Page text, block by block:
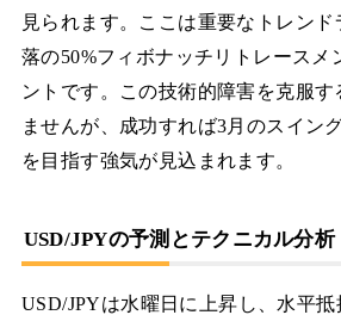
見られます。ここは重要なトレン
落の50%フィボナッチリトレースメ
ントです。この技術的障害を克服す
ませんが、成功すれば3月のスイン
を目指す強気が見込まれます。
USD/JPYの予測とテクニカル分析
USD/JPYは水曜日に上昇し、水平抵